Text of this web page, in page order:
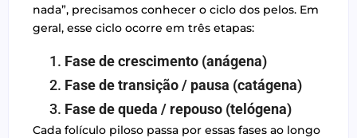
nada”, precisamos conhecer o ciclo dos pelos. Em
geral, esse ciclo ocorre em três etapas:
Fase de crescimento (anágena)
Fase de transição / pausa (catágena)
Fase de queda / repouso (telógena)
Cada folículo piloso passa por essas fases ao longo